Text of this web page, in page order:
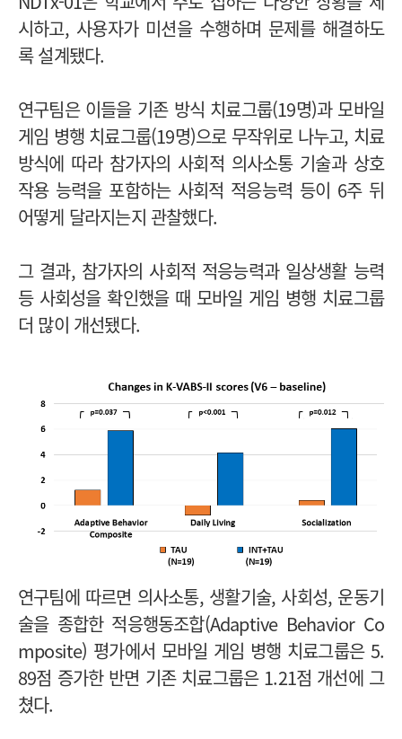
시하고, 사용자가 미션을 수행하며 문제를 해결하도
록 설계됐다.
연구팀은 이들을 기존 방식 치료그룹(19명)과 모바일
게임 병행 치료그룹(19명)으로 무작위로 나누고, 치료
방식에 따라 참가자의 사회적 의사소통 기술과 상호
작용 능력을 포함하는 사회적 적응능력 등이 6주 뒤
어떻게 달라지는지 관찰했다.
그 결과, 참가자의 사회적 적응능력과 일상생활 능력
등 사회성을 확인했을 때 모바일 게임 병행 치료그룹
더 많이 개선됐다.
연구팀에 따르면 의사소통, 생활기술, 사회성, 운동기
술을 종합한 적응행동조합(Adaptive Behavior Co
mposite) 평가에서 모바일 게임 병행 치료그룹은 5.
89점 증가한 반면 기존 치료그룹은 1.21점 개선에 그
쳤다.